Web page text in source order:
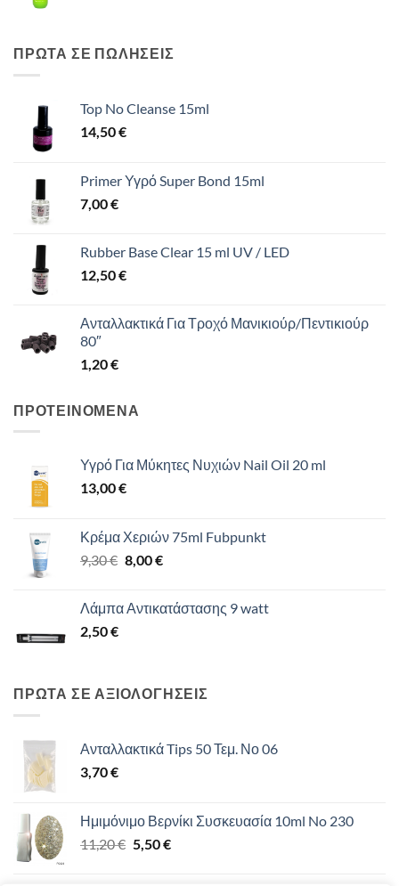
65,00 €.
ΠΡΩΤΑ ΣΕ ΠΩΛΗΣΕΙΣ
Top No Cleanse 15ml
14,50€
Primer Υγρό Super Bond 15ml
7,00€
Rubber Base Clear 15 ml UV / LED
12,50€
Ανταλλακτικά Για Τροχό Μανικιούρ/Πεντικιούρ
80″
1,20€
ΠΡΟΤΕΙΝΟΜΕΝΑ
Υγρό Για Μύκητες Νυχιών Nail Oil 20 ml
13,00€
Κρέμα Χεριών 75ml Fubpunkt
9,30€ Original
9,30 €.
8,00€Η
είναι:
Λάμπα Αντικατάστασης 9 watt
2,50€
ΠΡΩΤΑ ΣΕ ΑΞΙΟΛΟΓΗΣΕΙΣ
Ανταλλακτικά Tips 50 Τεμ. Νο 06
3,70€
Ημιμόνιμο Βερνίκι Συσκευασία 10ml No 230
11,20€ Original
5,50€Η